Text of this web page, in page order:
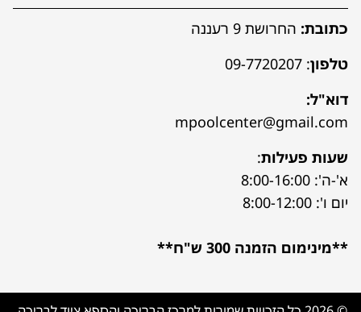
כתובת: החרושת 9 רעננה
טלפון:
09-7720207
דוא"ל:
mpoolcenter@gmail.com
שעות פעילות:
א'-ה': 8:00-16:00
יום ו': 8:00-12:00
**מינימום הזמנה 300 ש"ח**